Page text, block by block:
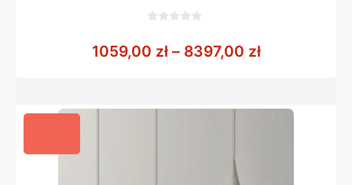
5
1059,00 zł – 8397,00 złZakres cen: